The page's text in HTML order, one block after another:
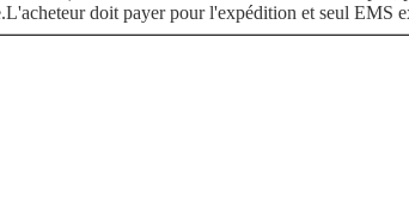
doit payer pour l'expédition et seul EMS